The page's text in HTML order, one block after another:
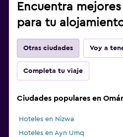
Encuentra
para tu
Otras ciudades Voy a
Completa tu viaje
Ciudades populares en
Hoteles en Nizwa
Hoteles en Ayn Umq